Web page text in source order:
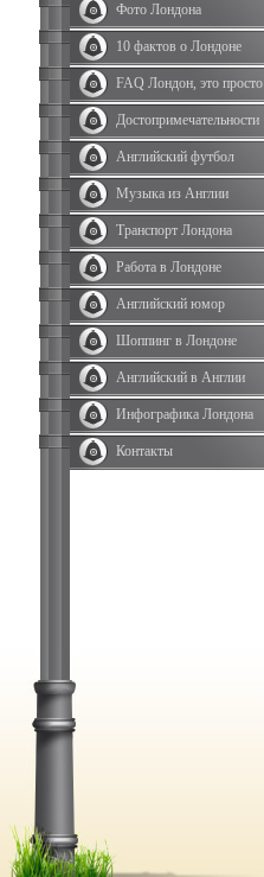
Фото Лондона
10 фактов о Лондоне
FAQ Лондон, это просто
Достопримечательности
Английский футбол
Музыка из Англии
Транспорт Лондона
Работа в Лондоне
Английский юмор
Шоппинг в Лондоне
Английский в Англии
Инфографика Лондона
Контакты